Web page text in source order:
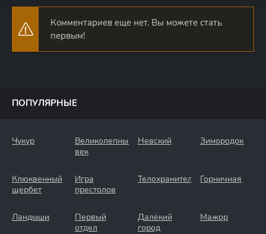
Комментариев еще нет. Вы можете стать
первым!
ПОПУЛЯРНЫЕ
Чукур
Великолепный
век
Невский Зимородок
Клюквенный
щербет
Игра
престолов
Телохранители Горничная
Ландыши
Первый
отдел
Далёкий
город
Мажор